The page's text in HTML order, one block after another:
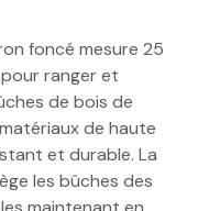
foncé mesure 25
ranger et
de bois de
de haute
et durable. La
les bûches des